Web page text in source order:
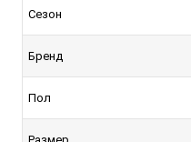
Сезон
Бренд
Пол